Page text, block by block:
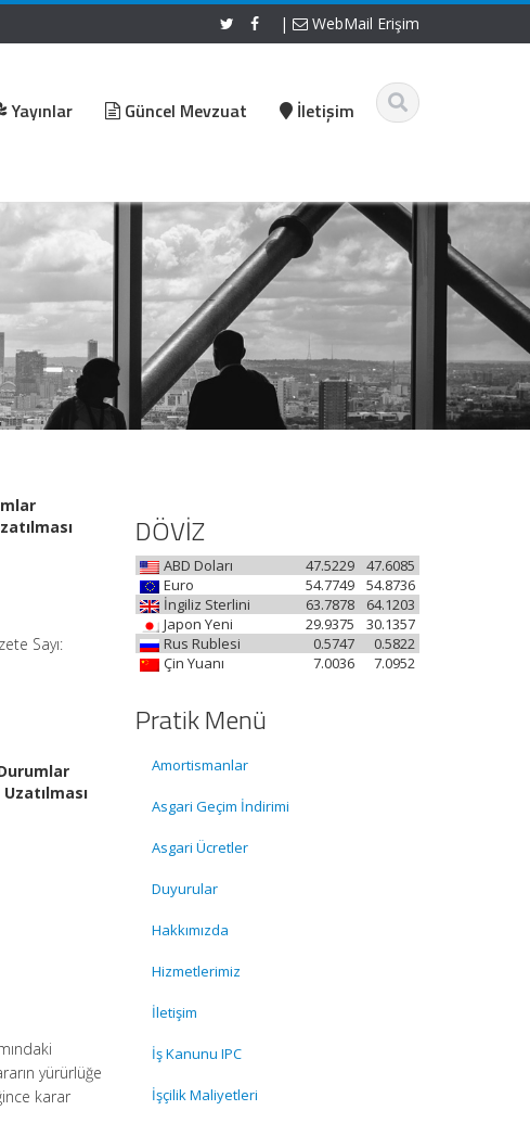
| WebMail Erişim
Yayınlar Güncel Mevzuat İletişim
Sayı:
yürürlüğe
karar
DÖVİZ
ABD Doları 47.6085
47.5229
Euro
54.8736
54.7749
İngiliz Sterlini
64.1203
63.7878
Japon Yeni
30.1357
29.9375
Rus Rublesi
0.5822
0.5747
Çin Yuanı
7.0952
7.0036
Pratik Menü
Amortismanlar
Asgari Geçim İndirimi
Asgari Ücretler
Duyurular
Hakkımızda
Hizmetlerimiz
İletişim
İş Kanunu IPC
İşçilik Maliyetleri